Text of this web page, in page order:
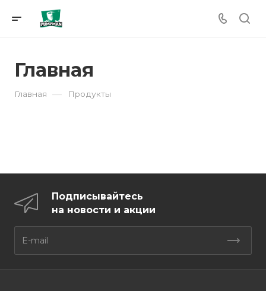
Главная
Главная — Продукты
Подписывайтесь
на новости и акции